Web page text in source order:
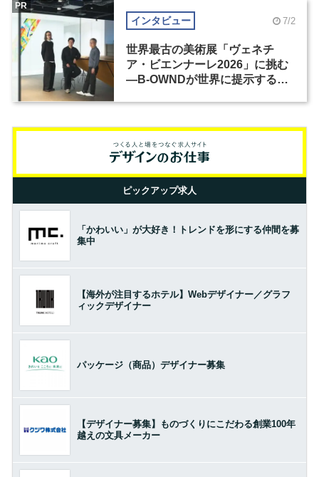
インタビュー 7/2
世界最古の美術展「ヴェネチ
ア・ビエンナーレ2026」に挑む
―B-OWNDが世界に提示する美
PR
ピックアップ求人
「かわいい」が大好き！トレンドを形にする仲間を募
集中
【海外が注目するホテル】Webデザイナー／グラフ
ィックデザイナー
パッケージ（商品）デザイナー募集
【デザイナー募集】ものづくりにこだわる創業100年
越えの文具メーカー